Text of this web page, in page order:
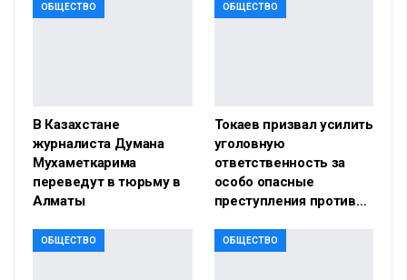
ОБЩЕСТВО
В Казахстане
журналиста Думана
Мухаметкарима
переведут в тюрьму в
Алматы
ОБЩЕСТВО
Токаев призвал усилить
уголовную
ответственность за
особо опасные
преступления против…
ОБЩЕСТВО ОБЩЕСТВО